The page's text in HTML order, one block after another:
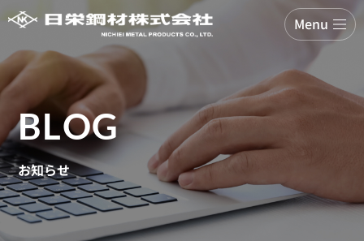
Menu
BLOG
お知らせ